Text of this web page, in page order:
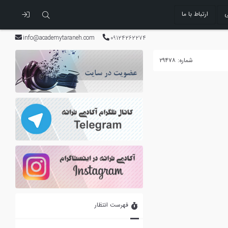
ارتباط با ما
09124262274
info@academytaraneh.com
شماره: ۲۹۴۷۸
فهرست انتظار